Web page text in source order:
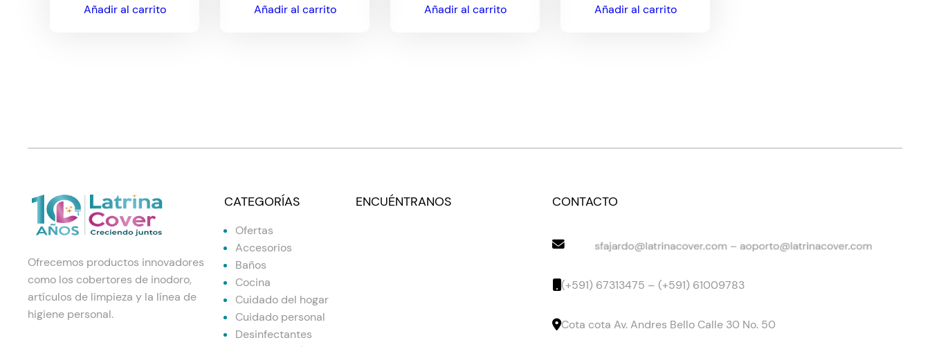
Añadir al carrito Añadir al carrito Añadir al carrito Añadir al carrito
Ofrecemos productos innovadores
como los cobertores de inodoro,
artículos de limpieza y la línea de
higiene personal.
CATEGORÍAS
Ofertas
Accesorios
Baños
Cocina
Cuidado del hogar
Cuidado personal
Desinfectantes
ENCUÉNTRANOS CONTACTO
(+591) 67313475 – (+591) 61009783
Cota cota Av. Andres Bello Calle 30 No. 50